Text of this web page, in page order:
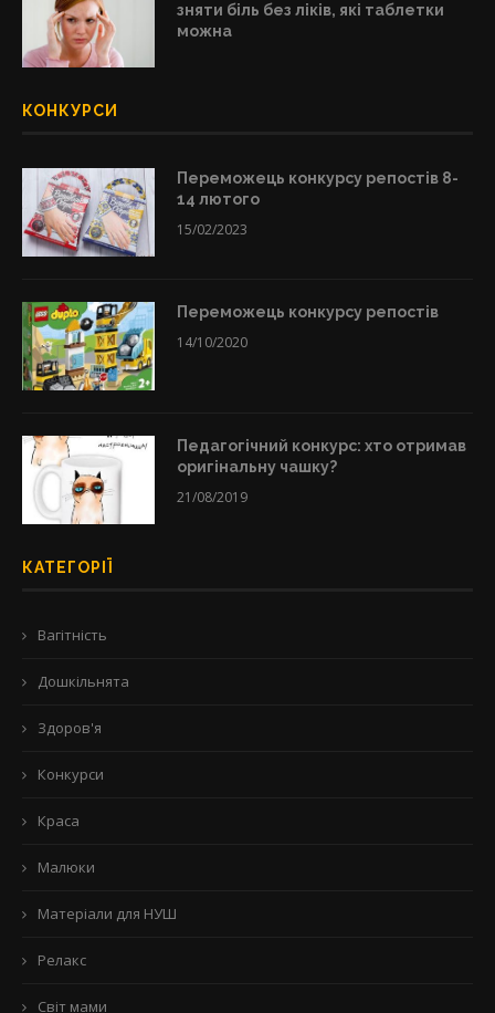
зняти біль без ліків, які таблетки
можна
КОНКУРСИ
Переможець конкурсу репостів 8-
14 лютого
15/02/2023
Переможець конкурсу репостів
14/10/2020
Педагогічний конкурс: хто отримав
оригінальну чашку?
21/08/2019
КАТЕГОРІЇ
Вагітність
Дошкільнята
Здоров'я
Конкурси
Краса
Малюки
Матеріали для НУШ
Релакс
Світ мами